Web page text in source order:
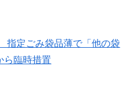
定ごみ袋品薄で「他の袋
臨時措置